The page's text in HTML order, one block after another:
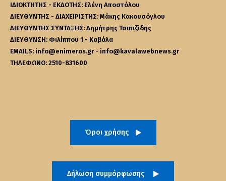
ΙΔΙΟΚΤΗΤΗΣ - ΕΚΔΟΤΗΣ: Ελένη Αποστόλου
ΔΙΕΥΘΥΝΤΗΣ - ΔΙΑΧΕΙΡΙΣΤΗΣ: Μάκης Κακουσόγλου
ΔΙΕΥΘΥΝΤΗΣ ΣΥΝΤΑΞΗΣ: Δημήτρης Τσιπιζίδης
ΔΙΕΥΘΥΝΣΗ: Φιλίππου 1 - Καβάλα
EMAILS: info@enimeros.gr - info@kavalawebnews.gr
ΤΗΛΕΦΩΝΟ: 2510-831600
Όροι χρήσης
Δήλωση συμμόρφωσης